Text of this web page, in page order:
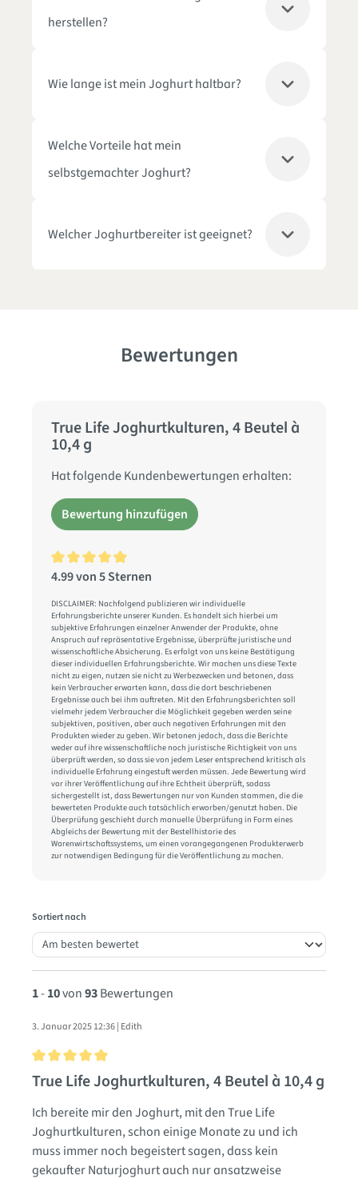
herstellen?
Wie lange ist mein Joghurt haltbar?
Welche Vorteile hat mein
selbstgemachter Joghurt?
Welcher Joghurtbereiter ist geeignet?
Bewertungen
True Life Joghurtkulturen, 4 Beutel à
10,4 g
Hat folgende Kundenbewertungen erhalten:
Bewertung hinzufügen
Durchschnittliche Bewertung von 4.9 von 5 Sternen
4.99 von 5 Sternen
DISCLAIMER: Nachfolgend publizieren wir individuelle
Erfahrungsberichte unserer Kunden. Es handelt sich hierbei um
subjektive Erfahrungen einzelner Anwender der Produkte, ohne
Anspruch auf repräsentative Ergebnisse, überprüfte juristische und
wissenschaftliche Absicherung. Es erfolgt von uns keine Bestätigung
dieser individuellen Erfahrungsberichte. Wir machen uns diese Texte
nicht zu eigen, nutzen sie nicht zu Werbezwecken und betonen, dass
kein Verbraucher erwarten kann, dass die dort beschriebenen
Ergebnisse auch bei ihm auftreten. Mit den Erfahrungsberichten soll
vielmehr jedem Verbraucher die Möglichkeit gegeben werden seine
subjektiven, positiven, aber auch negativen Erfahrungen mit den
Produkten wieder zu geben. Wir betonen jedoch, dass die Berichte
weder auf ihre wissenschaftliche noch juristische Richtigkeit von uns
überprüft werden, so dass sie von jedem Leser entsprechend kritisch als
individuelle Erfahrung eingestuft werden müssen. Jede Bewertung wird
vor ihrer Veröffentlichung auf ihre Echtheit überprüft, sodass
sichergestellt ist, dass Bewertungen nur von Kunden stammen, die die
bewerteten Produkte auch tatsächlich erworben/genutzt haben. Die
Überprüfung geschieht durch manuelle Überprüfung in Form eines
Abgleichs der Bewertung mit der Bestellhistorie des
Warenwirtschaftssystems, um einen vorangegangenen Produkterwerb
zur notwendigen Bedingung für die Veröffentlichung zu machen.
Sortiert nach
1-10von93Bewertungen
3. Januar 2025 12:36 | Edith
Bewertung mit 5 von 5 Sternen
True Life Joghurtkulturen, 4 Beutel à 10,4 g
Ich bereite mir den Joghurt, mit den True Life
Joghurtkulturen, schon einige Monate zu und ich
muss immer noch begeistert sagen, dass kein
gekaufter Naturjoghurt auch nur ansatzweise